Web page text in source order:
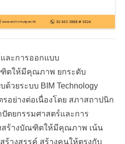
ละการออกแบบ
ตให้มีคุณภาพ ยกระดับ
วยระบบ BIM Technology
อย่างต่อเนื่องโดย สภาสถาปนิก
กรรมศาสตร์และการ
สร้างบัณฑิตให้มีคุณภาพ เน้น
ร้างสรรค์ สร้างคนให้ตรงกับ